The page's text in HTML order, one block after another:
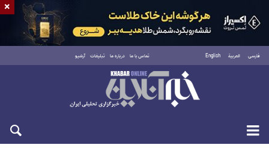
فارسی العربية English تماس با ما درباره ما تبلیغات آرشیو
یکشنبه ۱۸ مرداد ۱۴۰۵
×